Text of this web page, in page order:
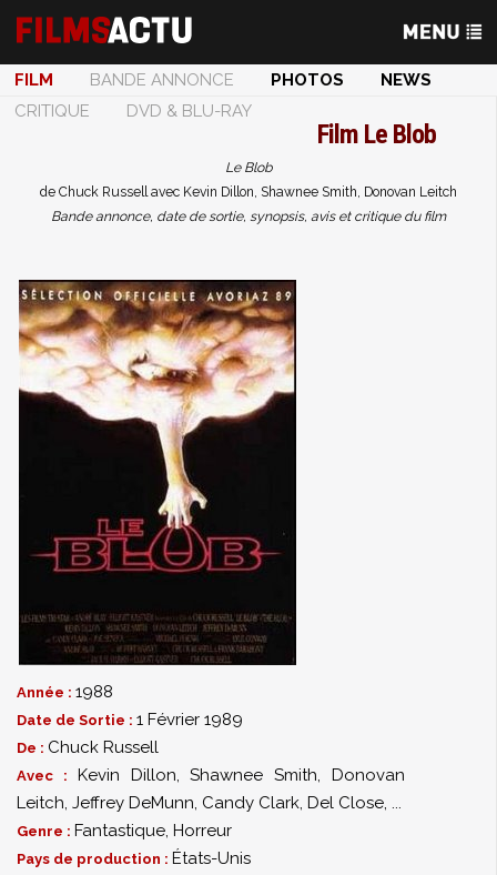
FILM BANDE ANNONCE PHOTOS
NEWS
CRITIQUE
DVD & BLU-RAY
Film Le Blob
Le Blob
de Chuck Russell avec Kevin Dillon, Shawnee Smith, Donovan Leitch
Bande annonce, date de sortie, synopsis, avis et critique du film
Année : 1988
Date de Sortie : 1 Février 1989
De : Chuck Russell
Avec : Kevin Dillon,Shawnee Smith,Donovan
Leitch, Jeffrey DeMunn, Candy Clark, Del Close, ...
Genre : Fantastique, Horreur
Pays de production : États-Unis